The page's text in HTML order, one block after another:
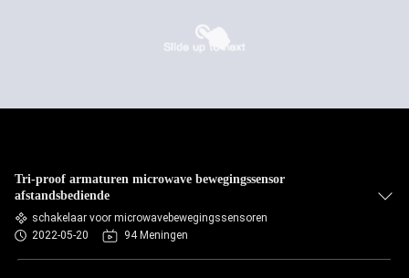
Tri-proof armaturen microwave bewegingssensor
afstandsbediende
schakelaar voor microwavebewegingssensoren
2022-05-20
94 Meningen